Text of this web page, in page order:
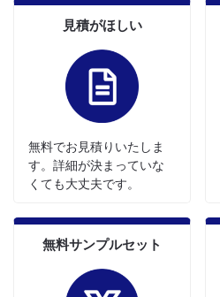
見積がほしい
無料でお見積りいたしま
す。詳細が決まっていな
くても大丈夫です。
無料サンプルセット